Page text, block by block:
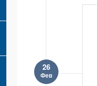
26
Фев